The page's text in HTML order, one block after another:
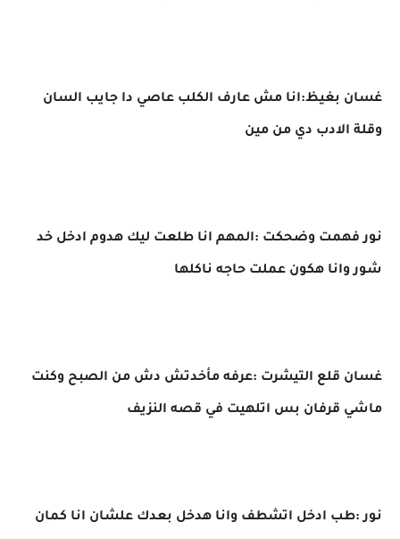
غسان بغيظ:انا مش عارف الكلب عاصي دا جايب السان
وقلة الادب دي من مين
نور فهمت وضحكت :المهم انا طلعت ليك هدوم ادخل خد
شور وانا هكون عملت حاجه ناكلها
غسان قلع التيشرت :عرفه مأخدتش دش من الصبح وكنت
ماشي قرفان بس اتلهيت في قصه النزيف
نور :طب ادخل اتشطف وانا هدخل بعدك علشان انا كمان